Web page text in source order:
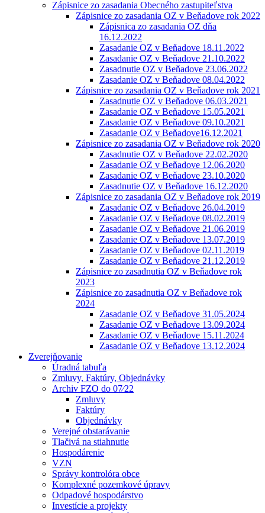
Zápisnice zo zasadania Obecného zastupiteľstva
Zápisnice zo zasadania OZ v Beňadove rok 2022
Zápisnica zo zasadania OZ dňa
16.12.2022
Zasadanie OZ v Beňadove 18.11.2022
Zasadanie OZ v Beňadove 21.10.2022
Zasadnutie OZ v Beňadove 23.06.2022
Zasadanie OZ v Beňadove 08.04.2022
Zápisnice zo zasadania OZ v Beňadove rok 2021
Zasadnutie OZ v Beňadove 06.03.2021
Zasadanie OZ v Beňadove 15.05.2021
Zasadanie OZ v Beňadove 09.10.2021
Zasadanie OZ v Beňadove16.12.2021
Zápisnice zo zasadania OZ v Beňadove rok 2020
Zasadnutie OZ v Beňadove 22.02.2020
Zasadanie OZ v Beňadove 12.06.2020
Zasadanie OZ v Beňadove 23.10.2020
Zasadnutie OZ v Beňadove 16.12.2020
Zápisnice zo zasadania OZ v Beňadove rok 2019
Zasadanie OZ v Beňadove 26.04.2019
Zasadanie OZ v Beňadove 08.02.2019
Zasadanie OZ v Beňadove 21.06.2019
Zasadanie OZ v Beňadove 13.07.2019
Zasadanie OZ v Beňadove 02.11.2019
Zasadanie OZ v Beňadove 21.12.2019
Zápisnice zo zasadnutia OZ v Beňadove rok
2023
Zápisnice zo zasadnutia OZ v Beňadove rok
2024
Zasadanie OZ v Beňadove 31.05.2024
Zasadanie OZ v Beňadove 13.09.2024
Zasadanie OZ v Beňadove 15.11.2024
Zasadanie OZ v Beňadove 13.12.2024
Zverejňovanie
Úradná tabuľa
Zmluvy, Faktúry, Objednávky
Archiv FZO do 07⁄22
Zmluvy
Faktúry
Objednávky
Verejné obstarávanie
Tlačivá na stiahnutie
Hospodárenie
VZN
Správy kontrolóra obce
Komplexné pozemkové úpravy
Odpadové hospodárstvo
Investície a projekty